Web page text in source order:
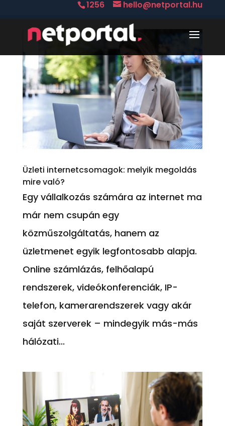
1256 hello@netportal.hu
Üzleti internetcsomagok: melyik megoldás
mire való?
Egy vállalkozás számára az internet ma
már nem csupán egy
közműszolgáltatás, hanem az
üzletmenet egyik legfontosabb alapja.
Online számlázás, felhőalapú
rendszerek, videókonferenciák, IP-
telefon, kamerarendszerek vagy akár
saját szerverek – mindegyik más-más
hálózati...